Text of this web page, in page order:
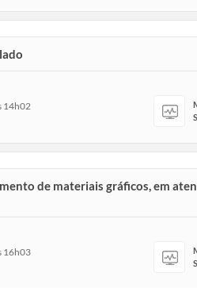
14h02
de materiais gráficos, em
16h03